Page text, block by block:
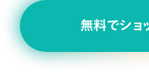
無料でショ